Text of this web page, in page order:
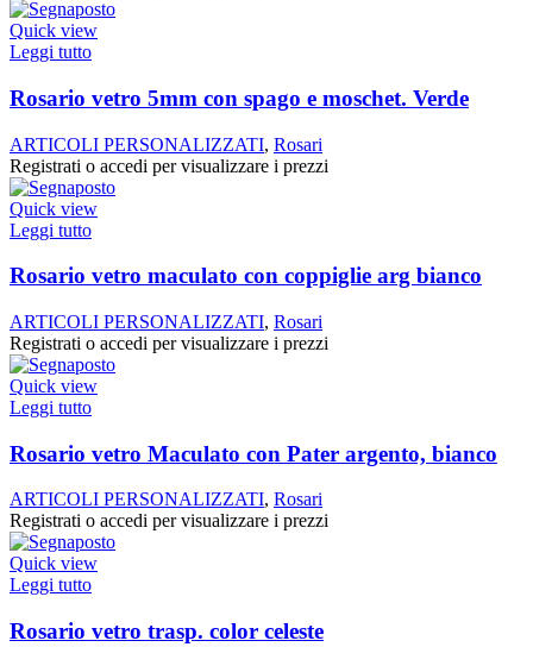
Quick view
Leggi tutto
Rosario vetro 5mm con spago e moschet. Verde
ARTICOLI PERSONALIZZATI, Rosari
Registrati o accedi per visualizzare i prezzi
Quick view
Leggi tutto
Rosario vetro maculato con coppiglie arg bianco
ARTICOLI PERSONALIZZATI, Rosari
Registrati o accedi per visualizzare i prezzi
Quick view
Leggi tutto
Rosario vetro Maculato con Pater argento, bianco
ARTICOLI PERSONALIZZATI, Rosari
Registrati o accedi per visualizzare i prezzi
Quick view
Leggi tutto
Rosario vetro trasp. color celeste